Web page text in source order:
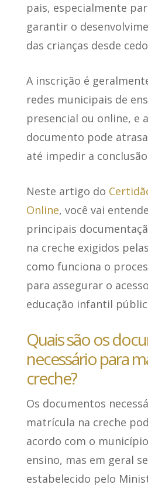
pais, especialmente
garantir o
das crianças desde
A inscrição é
redes municipais de
presencial ou online, e
documento pode
até impedir a
Neste artigo do
Online, você vai
principais
na creche exigidos
como funciona o
para assegurar o
educação infantil
Quais são os
necessário para
creche?
Os documentos
matrícula na creche
acordo com o
ensino, mas em geral
estabelecido pelo